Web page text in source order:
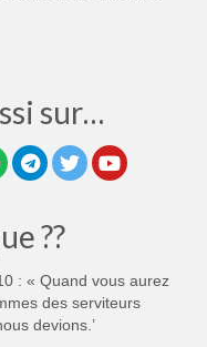
sur…
??
: « Quand vous aurez
des serviteurs
devions.’